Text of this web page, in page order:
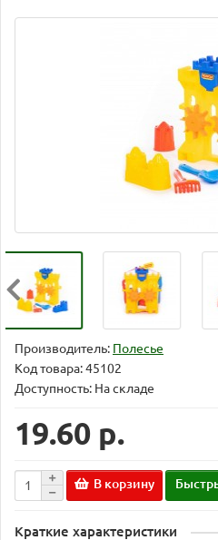
Производитель: Полесье
Код товара:45102
Доступность: На складе
19.60 р.
В корзину
Краткие характеристики